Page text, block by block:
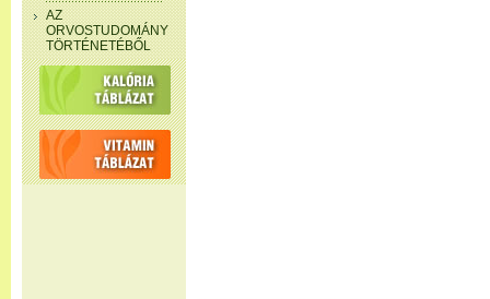
AZ
ORVOSTUDOMÁNY
TÖRTÉNETÉBŐL